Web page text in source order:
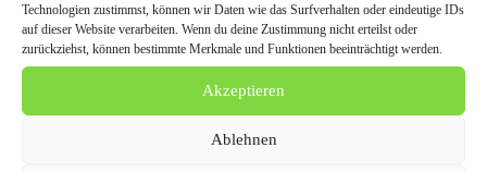
Technologien zustimmst, können wir Daten wie das Surfverhalten oder eindeutige IDs
auf dieser Website verarbeiten. Wenn du deine Zustimmung nicht erteilst oder
zurückziehst, können bestimmte Merkmale und Funktionen beeinträchtigt werden.
Akzeptieren
Ablehnen
Kosten & Wirtschaftlichkeit
starke Preisanpassungen seit 2023